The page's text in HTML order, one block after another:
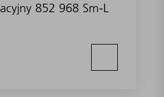
852 968 Sm-L